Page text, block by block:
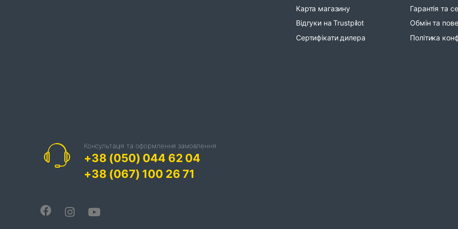
Консультація та оформлення замовлення
+38 (050) 044 62 04
+38 (067) 100 26 71
Карта магазину
Відгуки на Trustpilot
Сертифікати дилера
Гарантія та
Обмін та
Політика